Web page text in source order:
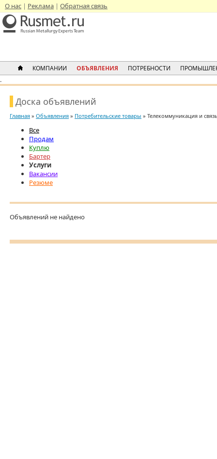
О нас Реклама Обратная связь
КОМПАНИИ ОБЪЯВЛЕНИЯ ПОТРЕБНОСТИ
.
Доска объявлений
Главная » Объявления » Потребительские товары » Телекоммуникация и
Все
Продам
Куплю
Бартер
Услуги
Вакансии
Резюме
Объявлений не найдено